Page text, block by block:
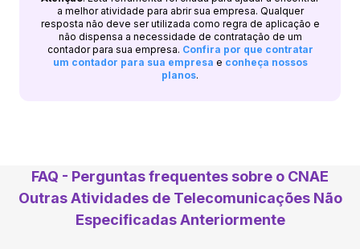
a melhor atividade para abrir sua empresa. Qualquer
resposta não deve ser utilizada como regra de aplicação e
não dispensa a necessidade de contratação de um
contador para sua empresa. Confira por que contratar
um contador para sua empresa e conheça nossos
planos.
FAQ - Perguntas frequentes sobre o CNAE
Outras Atividades de Telecomunicações Não
Especificadas Anteriormente